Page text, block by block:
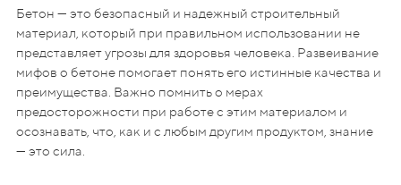
Бетон — это безопасный и надежный строительный
материал, который при правильном использовании не
представляет угрозы для здоровья человека. Развеивание
мифов о бетоне помогает понять его истинные качества и
преимущества. Важно помнить о мерах
предосторожности при работе с этим материалом и
осознавать, что, как и с любым другим продуктом, знание
— это сила.